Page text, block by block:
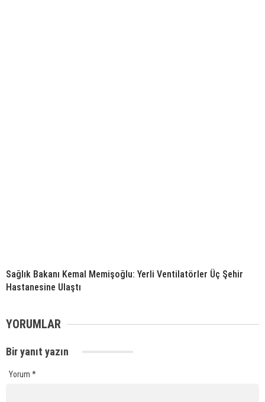
Sağlık Bakanı Kemal Memişoğlu: Yerli Ventilatörler Üç Şehir
Hastanesine Ulaştı
YORUMLAR
Bir yanıt yazın
Yorum *